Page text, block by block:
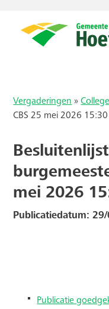
Vergaderingen »
CBS 25 mei 2026 15:30
mei 2026
Publicatiedatum:
Publicatie